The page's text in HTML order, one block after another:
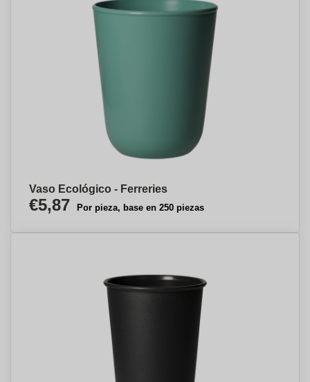
Vaso Ecológico - Ferreries
€5,87 Por pieza, base en 250 piezas